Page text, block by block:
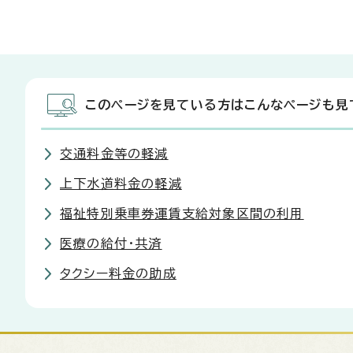
このページを見ている方はこんなページも見
交通料金等の軽減
上下水道料金の軽減
福祉特別乗車券運賃支給対象区間の利用
医療の給付・共済
タクシー料金の助成